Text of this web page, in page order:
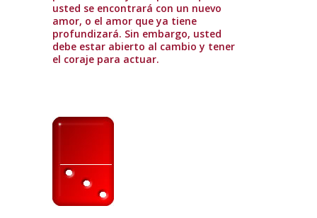
usted se encontrará con un nuevo
amor, o el amor que ya tiene
profundizará. Sin embargo, usted
debe estar abierto al cambio y tener
el coraje para actuar.